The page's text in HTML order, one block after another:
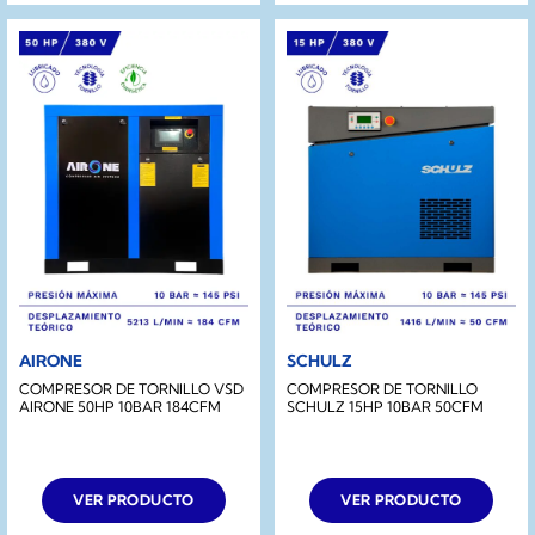
AIRONE
COMPRESOR DE TORNILLO VSD
AIRONE 50HP 10BAR 184CFM
VER PRODUCTO
SCHULZ
COMPRESOR DE TORNILLO
SCHULZ 15HP 10BAR 50CFM
VER PRODUCTO